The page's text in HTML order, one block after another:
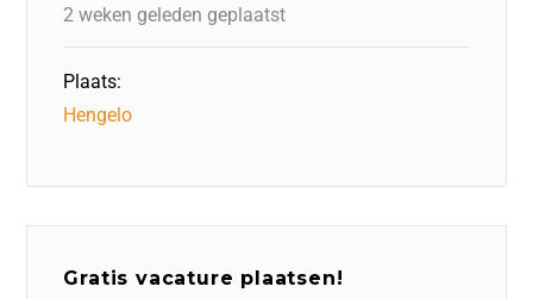
2 weken geleden geplaatst
Plaats:
Hengelo
Gratis vacature plaatsen!